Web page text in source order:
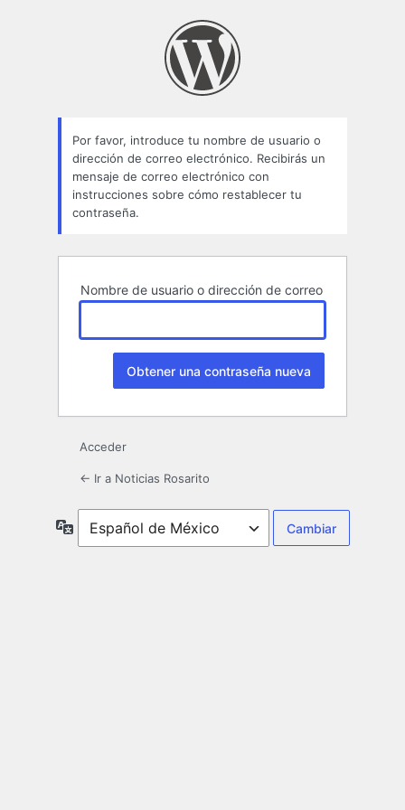
Por favor, introduce tu nombre de usuario o
dirección de correo electrónico. Recibirás un
mensaje de correo electrónico con
instrucciones sobre cómo restablecer tu
contraseña.
Nombre de usuario o dirección de correo
Acceder
← Ir a Noticias Rosarito
Idioma